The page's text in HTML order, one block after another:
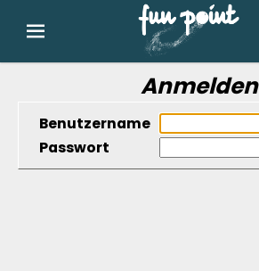
Anmelden
Benutzername
Passwort